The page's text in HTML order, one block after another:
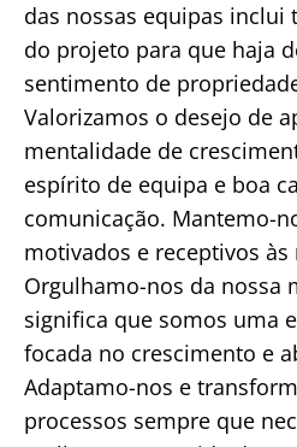
das nossas equipas inclui
do projeto para que haja
sentimento de
Valorizamos o desejo de
mentalidade de
espírito de equipa e boa
comunicação. Mantemo-
motivados e receptivos às
Orgulhamo-nos da nossa
significa que somos uma
focada no crescimento e
Adaptamo-nos e
processos sempre que